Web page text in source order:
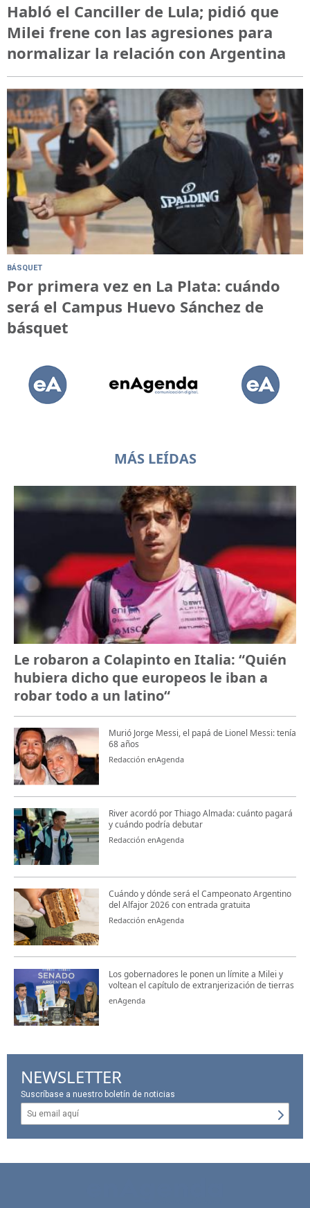
Habló el Canciller de Lula; pidió que
Milei frene con las agresiones para
normalizar la relación con Argentina
BÁSQUET
Por primera vez en La Plata: cuándo
será el Campus Huevo Sánchez de
básquet
MÁS LEÍDAS
Le robaron a Colapinto en Italia: “Quién
hubiera dicho que europeos le iban a
robar todo a un latino“
Murió Jorge Messi, el papá de Lionel Messi: tenía
68 años
Redacción enAgenda
River acordó por Thiago Almada: cuánto pagará
y cuándo podría debutar
Redacción enAgenda
Cuándo y dónde será el Campeonato Argentino
del Alfajor 2026 con entrada gratuita
Redacción enAgenda
Los gobernadores le ponen un límite a Milei y
voltean el capítulo de extranjerización de tierras
enAgenda
NEWSLETTER
Suscríbase a nuestro boletín de noticias